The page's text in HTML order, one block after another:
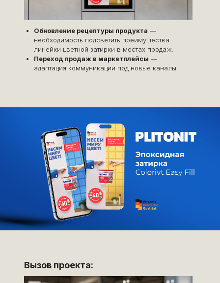
Обновление рецептуры продукта —
необходимость подсветить преимущества
линейки цветной затирки в местах продаж.
Переход продаж в маркетплейсы —
адаптация коммуникации под новые каналы.
Вызов проекта: